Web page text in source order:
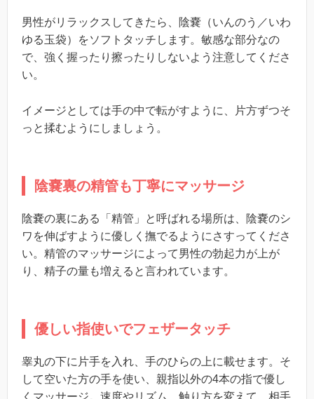
男性がリラックスしてきたら、陰嚢（いんのう／いわ
ゆる玉袋）をソフトタッチします。敏感な部分なの
で、強く握ったり擦ったりしないよう注意してくださ
い。
イメージとしては手の中で転がすように、片方ずつそ
っと揉むようにしましょう。
陰嚢裏の精管も丁寧にマッサージ
陰嚢の裏にある「精管」と呼ばれる場所は、陰嚢のシ
ワを伸ばすように優しく撫でるようにさすってくださ
い。精管のマッサージによって男性の勃起力が上が
り、精子の量も増えると言われています。
優しい指使いでフェザータッチ
睾丸の下に片手を入れ、手のひらの上に載せます。そ
して空いた方の手を使い、親指以外の4本の指で優し
くマッサージ。速度やリズム、触り方を変えて、相手